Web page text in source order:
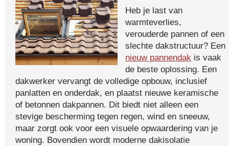
Heb je last van
warmteverlies,
verouderde pannen of een
slechte dakstructuur? Een
nieuw pannendak is vaak
de beste oplossing. Een
dakwerker vervangt de volledige opbouw, inclusief
panlatten en onderdak, en plaatst nieuwe keramische
of betonnen dakpannen. Dit biedt niet alleen een
stevige bescherming tegen regen, wind en sneeuw,
maar zorgt ook voor een visuele opwaardering van je
woning. Bovendien wordt moderne dakisolatie